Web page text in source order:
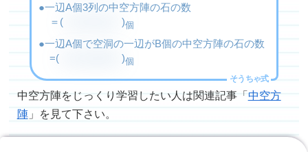
一辺A個3列の中空方陣の石の数
＝(
)個
一辺A個で空洞の一辺がB個の中空方陣の石の数
=(
)個
中空方陣をじっくり学習したい人は関連記事「中空方
陣」を見て下さい。